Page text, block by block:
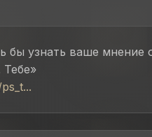
бы узнать ваше мнение
Тебе»